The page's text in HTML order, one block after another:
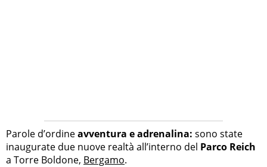
Parole d’ordineavventura e adrenalina: sono state
inaugurate due nuove realtà all’interno del Parco Reich
a Torre Boldone, Bergamo.